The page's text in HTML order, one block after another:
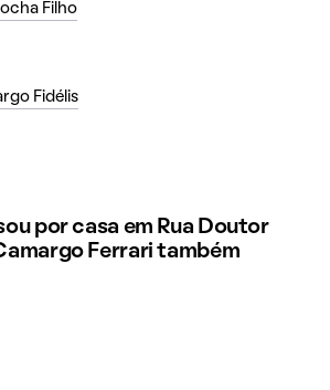
Filho
Fidélis
por casa em Rua Doutor
Ferrari também